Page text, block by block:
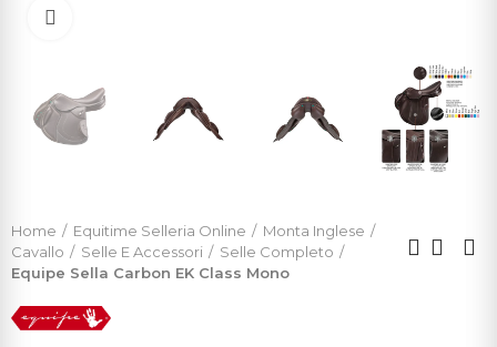
Home Equitime Selleria Online
Monta Inglese
Cavallo
Selle E Accessori
Selle Completo
Equipe Sella Carbon EK Class Mono